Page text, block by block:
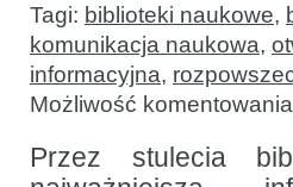
Tagi: biblioteki naukowe,
komunikacja naukowa,
informacyjna,
Możliwość komentowania
Przez stulecia